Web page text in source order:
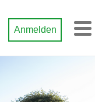
Anmelden